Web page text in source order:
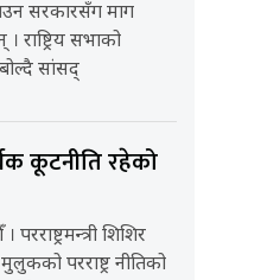
सरकारसँग माग
राष्ट्रिय सभाको
सांसद्
कूटनीति रहेको
परराष्ट्रमन्त्री शिशिर
परराष्ट्र नीतिको